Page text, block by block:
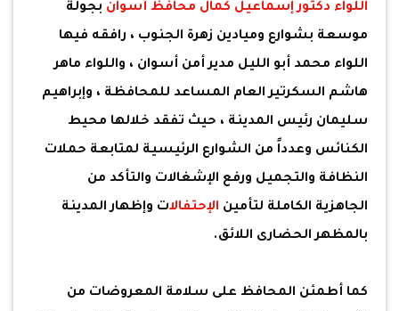
اللواء دكتور إسماعيل كمال محافظ أسوان بجولة
موسعة بشوارع وميادين زهرة الجنوب ، رافقه فيها
اللواء محمد أبو الليل مدير أمن أسوان ، واللواء ماهر
هاشم السكرتير العام المساعد للمحافظة ، وإبراهيم
سليمان رئيس المدينة ، حيث تفقد خلالها محيط
الكنائس وعدداً من الشوارع الرئيسية لمتابعة حملات
النظافة والتجميل ورفع الإشغالات والتأكد من
الجاهزية الكاملة لتأمين الإحتفالات وإظهار المدينة
بالمظهر الحضارى اللائق.
كما أطمئن المحافظ على سلامة المعروضات من